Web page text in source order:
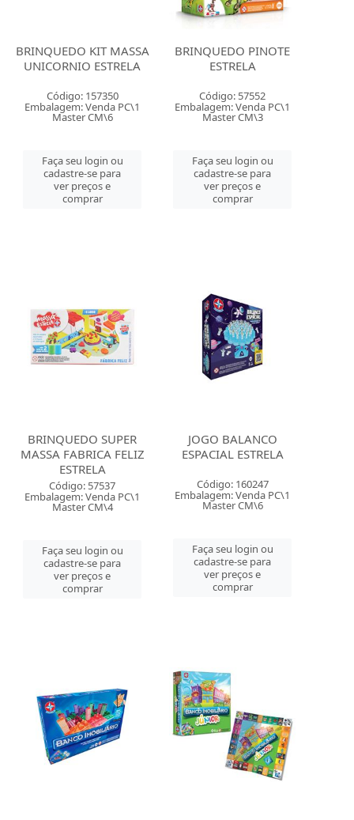
BRINQUEDO KIT MASSA
UNICORNIO ESTRELA
Código: 157350
Embalagem: Venda PC\1
Master CM\6
Faça seu login ou
cadastre-se para
ver preços e
comprar
BRINQUEDO PINOTE
ESTRELA
Código: 57552
Embalagem: Venda PC\1
Master CM\3
Faça seu login ou
cadastre-se para
ver preços e
comprar
BRINQUEDO SUPER
MASSA FABRICA FELIZ
ESTRELA
Código: 57537
Embalagem: Venda PC\1
Master CM\4
Faça seu login ou
cadastre-se para
ver preços e
comprar
JOGO BALANCO
ESPACIAL ESTRELA
Código: 160247
Embalagem: Venda PC\1
Master CM\6
Faça seu login ou
cadastre-se para
ver preços e
comprar